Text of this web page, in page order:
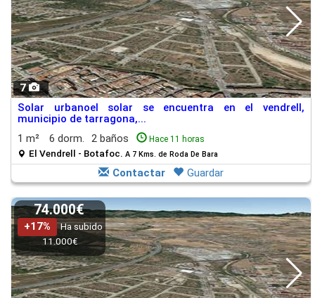
7
Solar urbanoel solar se encuentra en el vendrell,
municipio de tarragona,...
1 m²
6 dorm. 2 baños Hace 11 horas
El Vendrell - Botafoc. A 7 Kms. de Roda De Bara
Contactar Guardar
74.000€
+17%
Ha subido
11.000€